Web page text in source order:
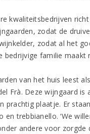
kwaliteitsbedrijven
zodat de
zodat al het
bedrijvige familie
van het huis leest
Frà. Deze wijngaard is
prachtig plaatje. Er
en trebbianello. ‘We
andere voor